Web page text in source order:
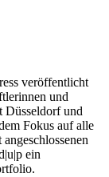
veröffentlicht
und
Düsseldorf und
Fokus auf alle
ein